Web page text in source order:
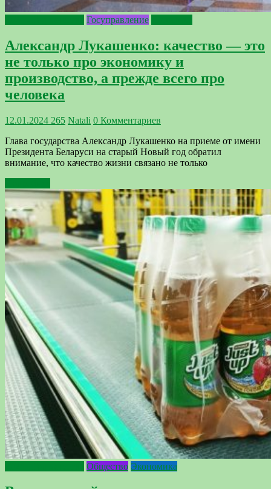
Госуправление
Александр Лукашенко: качество — это
не только про экономику и
производство, а прежде всего про
человека
12.01.2024 265 Natali 0 Комментариев
Глава государства Александр Лукашенко на приеме от имени
Президента Беларуси на старый Новый год обратил
внимание, что качество жизни связано не только
Общество Экономика